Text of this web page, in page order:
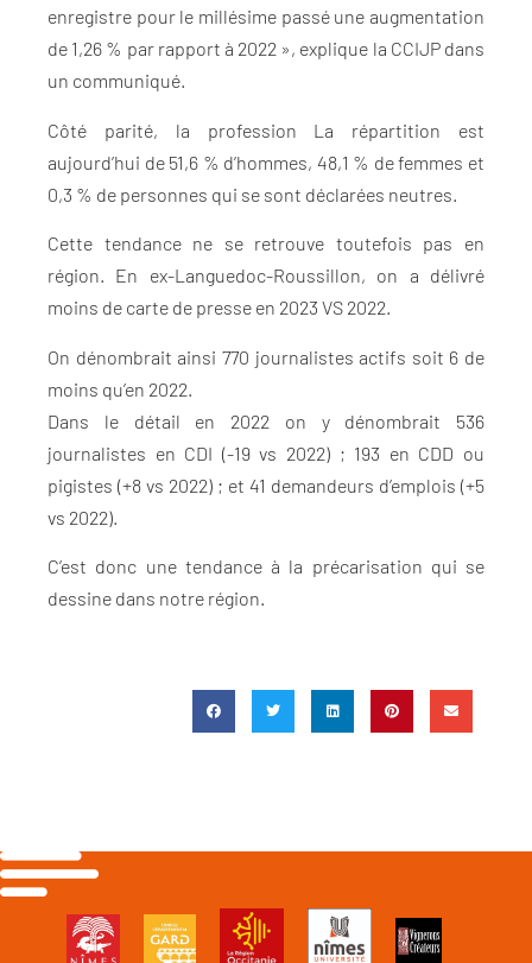
enregistre pour le millésime passé une augmentation
de 1,26 % par rapport à 2022 », explique la CCIJP dans
un communiqué.
Côté parité, la profession La répartition est
aujourd’hui de 51,6 % d’hommes, 48,1 % de femmes et
0,3 % de personnes qui se sont déclarées neutres.
Cette tendance ne se retrouve toutefois pas en
région. En ex-Languedoc-Roussillon, on a délivré
moins de carte de presse en 2023 VS 2022.
On dénombrait ainsi 770 journalistes actifs soit 6 de
moins qu’en 2022.
Dans le détail en 2022 on y dénombrait 536
journalistes en CDI (-19 vs 2022) ; 193 en CDD ou
pigistes (+8 vs 2022) ; et 41 demandeurs d’emplois (+5
vs 2022).
C’est donc une tendance à la précarisation qui se
dessine dans notre région.